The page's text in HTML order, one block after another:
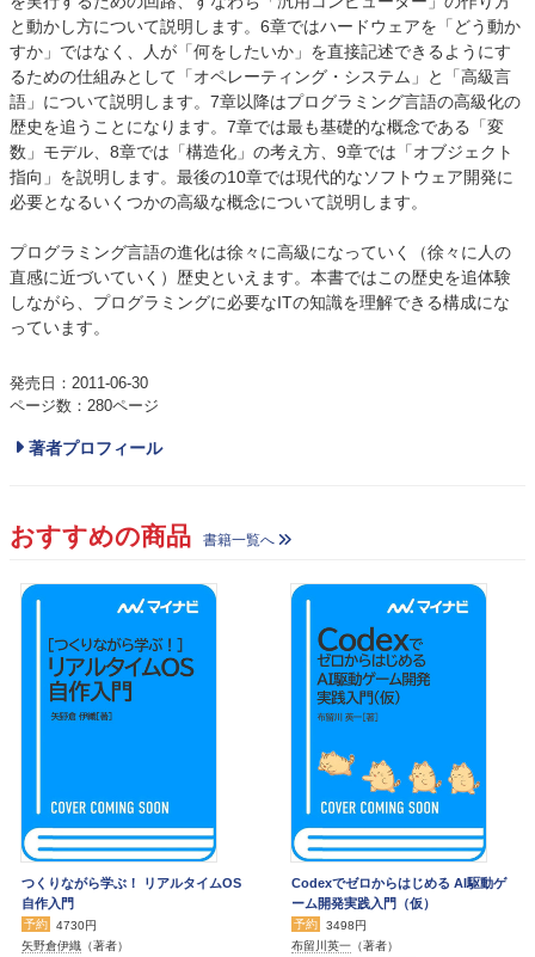
と動かし方について説明します。6章ではハードウェアを「どう動か
すか」ではなく、人が「何をしたいか」を直接記述できるようにす
るための仕組みとして「オペレーティング・システム」と「高級言
語」について説明します。7章以降はプログラミング言語の高級化の
歴史を追うことになります。7章では最も基礎的な概念である「変
数」モデル、8章では「構造化」の考え方、9章では「オブジェクト
指向」を説明します。最後の10章では現代的なソフトウェア開発に
必要となるいくつかの高級な概念について説明します。
プログラミング言語の進化は徐々に高級になっていく（徐々に人の
直感に近づいていく）歴史といえます。本書ではこの歴史を追体験
しながら、プログラミングに必要なITの知識を理解できる構成にな
っています。
発売日：2011-06-30
ページ数：280ページ
著者プロフィール
おすすめの商品 書籍一覧へ
つくりながら学ぶ！ リアルタイムOS
自作入門
予約
4730円
矢野倉伊織 （著者）
Codexでゼロからはじめる AI駆動ゲ
ーム開発実践入門（仮）
予約
3498円
布留川英一 （著者）